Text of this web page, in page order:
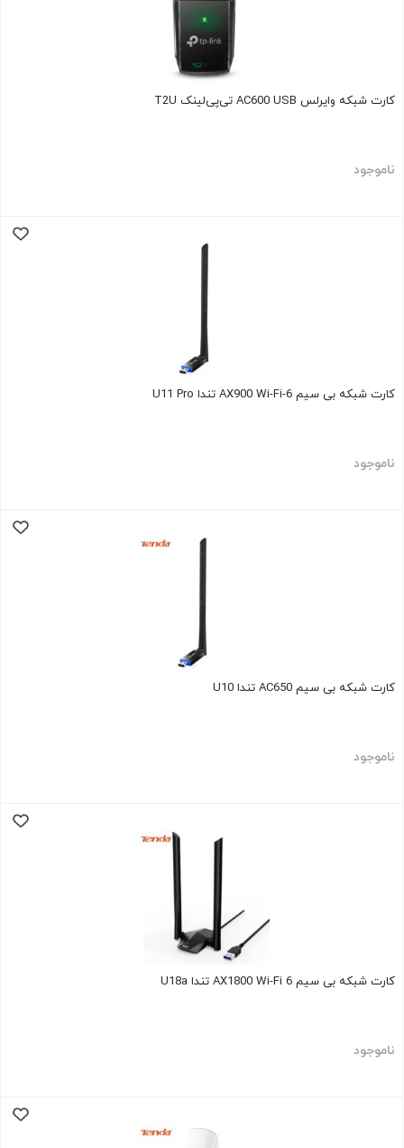
کارت شبکه وایرلس AC600 USB تی‌پی‌لینک T2U
ناموجود
کارت شبکه بی سیم AX900 Wi-Fi-6 تندا U11 Pro
ناموجود
کارت شبکه بی سیم AC650 تندا U10
ناموجود
کارت شبکه بی سیم AX1800 Wi-Fi 6 تندا U18a
ناموجود